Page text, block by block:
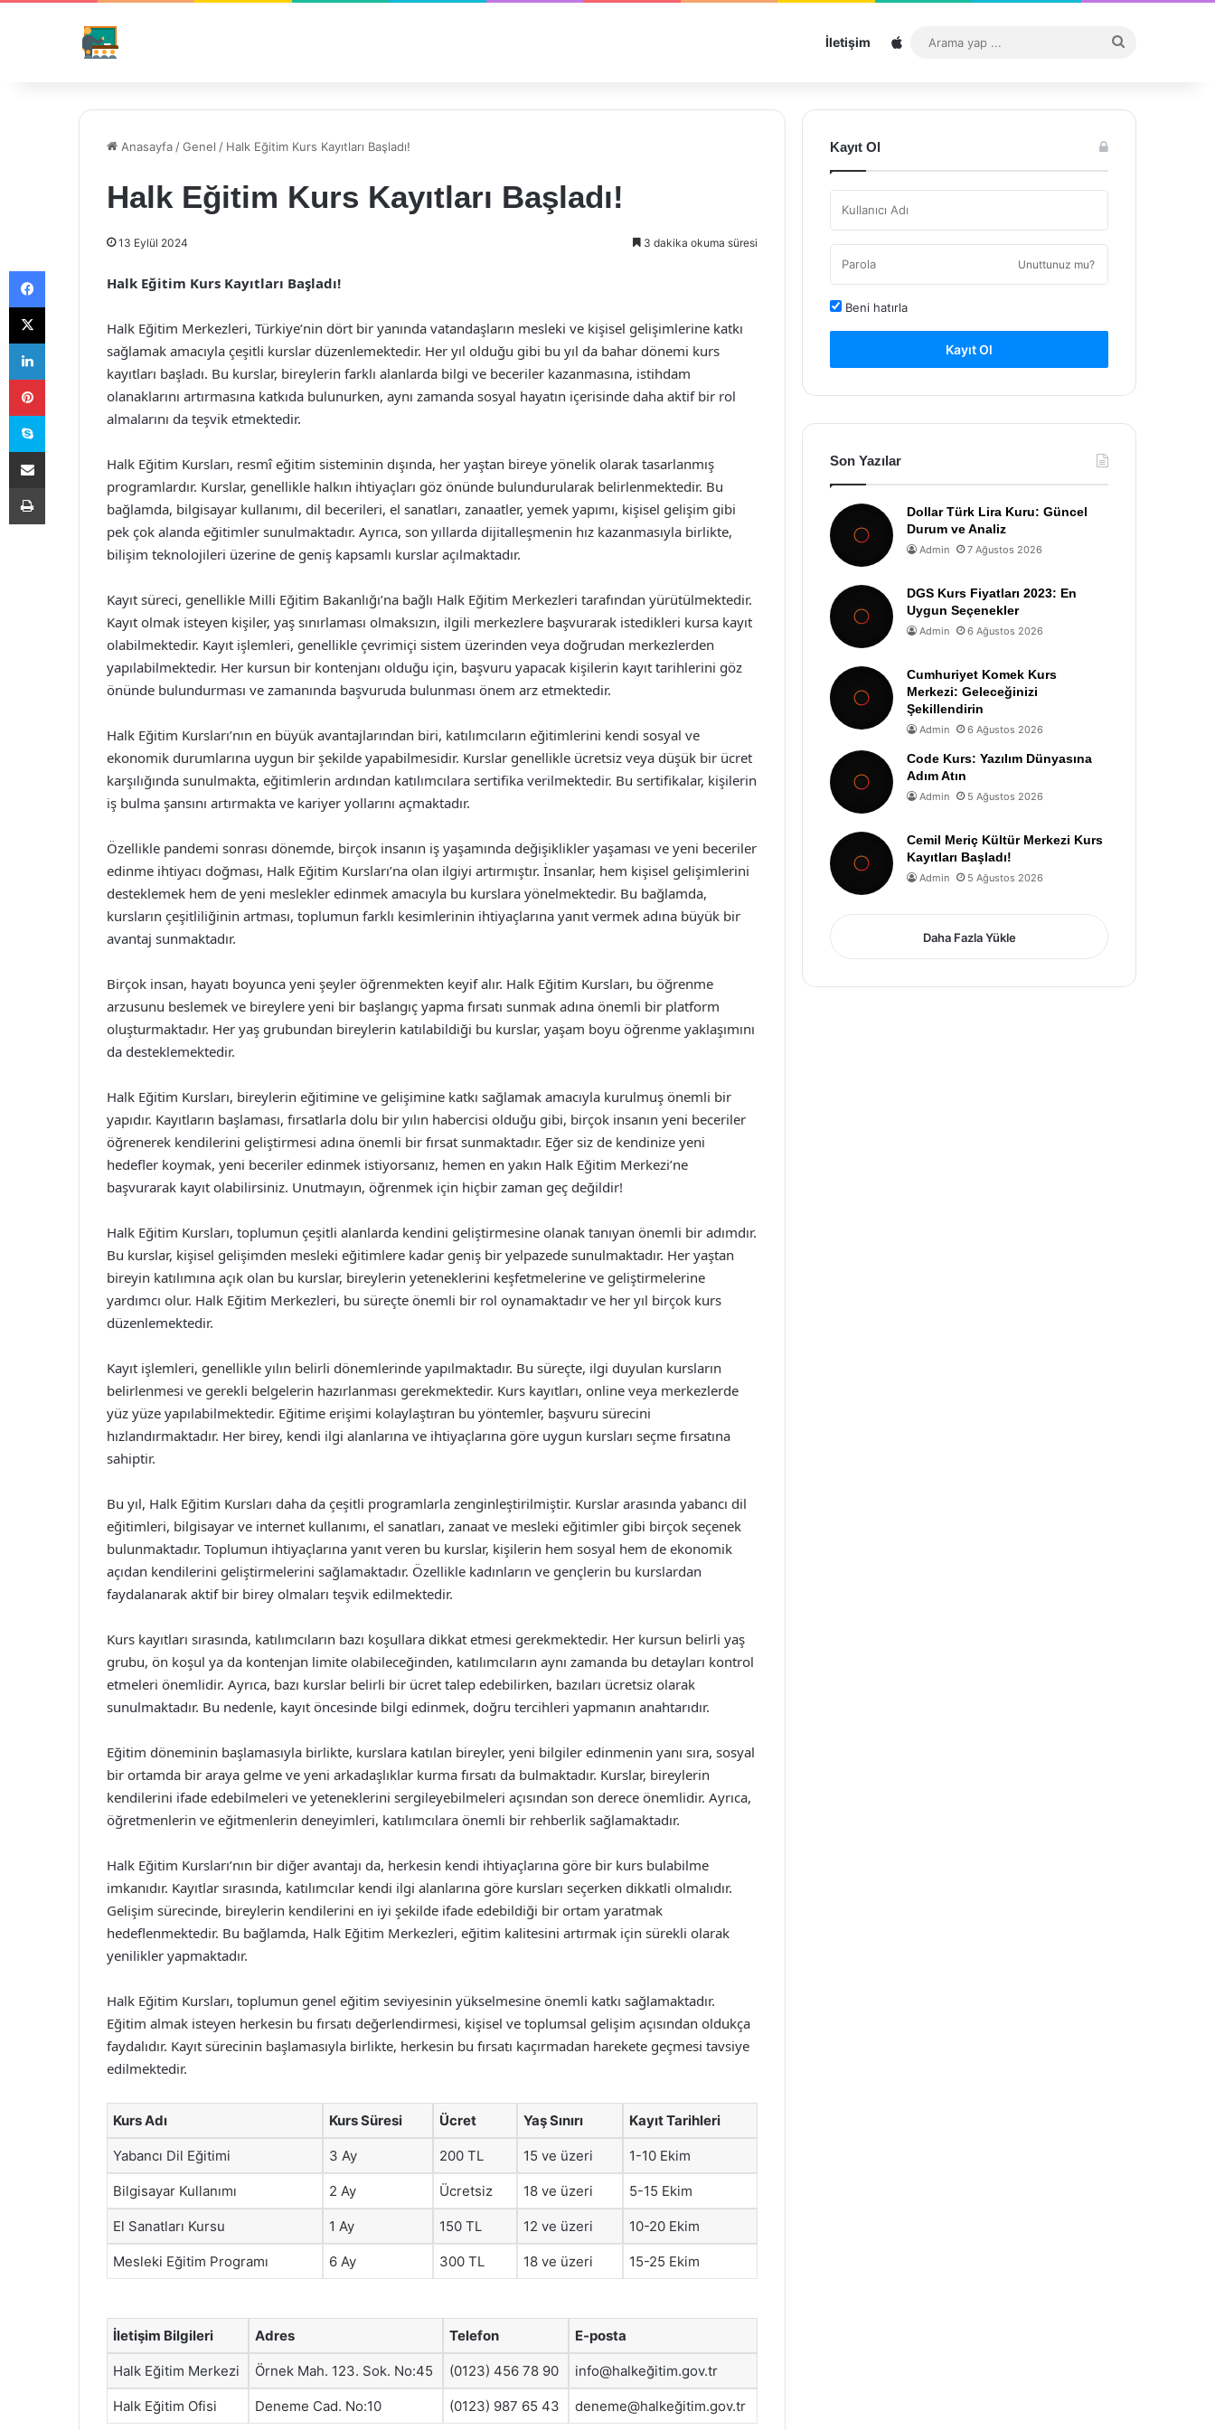
İletişim Sitemap
...
Anasayfa /Genel / Halk Eğitim Kurs Kayıtları Başladı!
Halk Eğitim Kurs Kayıtları Başladı!
13 Eylül 2024 3 dakika okuma süresi
Halk Eğitim Kurs Kayıtları Başladı!
Halk Eğitim Merkezleri, Türkiye’nin dört bir yanında vatandaşların mesleki ve kişisel gelişimlerine katkı
sağlamak amacıyla çeşitli kurslar düzenlemektedir. Her yıl olduğu gibi bu yıl da bahar dönemi kurs
kayıtları başladı. Bu kurslar, bireylerin farklı alanlarda bilgi ve beceriler kazanmasına, istihdam
olanaklarını artırmasına katkıda bulunurken, aynı zamanda sosyal hayatın içerisinde daha aktif bir rol
almalarını da teşvik etmektedir.
Halk Eğitim Kursları, resmî eğitim sisteminin dışında, her yaştan bireye yönelik olarak tasarlanmış
programlardır. Kurslar, genellikle halkın ihtiyaçları göz önünde bulundurularak belirlenmektedir. Bu
bağlamda, bilgisayar kullanımı, dil becerileri, el sanatları, zanaatler, yemek yapımı, kişisel gelişim gibi
pek çok alanda eğitimler sunulmaktadır. Ayrıca, son yıllarda dijitalleşmenin hız kazanmasıyla birlikte,
bilişim teknolojileri üzerine de geniş kapsamlı kurslar açılmaktadır.
Kayıt süreci, genellikle Milli Eğitim Bakanlığı’na bağlı Halk Eğitim Merkezleri tarafından yürütülmektedir.
Kayıt olmak isteyen kişiler, yaş sınırlaması olmaksızın, ilgili merkezlere başvurarak istedikleri kursa kayıt
olabilmektedir. Kayıt işlemleri, genellikle çevrimiçi sistem üzerinden veya doğrudan merkezlerden
yapılabilmektedir. Her kursun bir kontenjanı olduğu için, başvuru yapacak kişilerin kayıt tarihlerini göz
önünde bulundurması ve zamanında başvuruda bulunması önem arz etmektedir.
Halk Eğitim Kursları’nın en büyük avantajlarından biri, katılımcıların eğitimlerini kendi sosyal ve
ekonomik durumlarına uygun bir şekilde yapabilmesidir. Kurslar genellikle ücretsiz veya düşük bir ücret
karşılığında sunulmakta, eğitimlerin ardından katılımcılara sertifika verilmektedir. Bu sertifikalar, kişilerin
iş bulma şansını artırmakta ve kariyer yollarını açmaktadır.
Özellikle pandemi sonrası dönemde, birçok insanın iş yaşamında değişiklikler yaşaması ve yeni beceriler
edinme ihtiyacı doğması, Halk Eğitim Kursları’na olan ilgiyi artırmıştır. İnsanlar, hem kişisel gelişimlerini
desteklemek hem de yeni meslekler edinmek amacıyla bu kurslara yönelmektedir. Bu bağlamda,
kursların çeşitliliğinin artması, toplumun farklı kesimlerinin ihtiyaçlarına yanıt vermek adına büyük bir
avantaj sunmaktadır.
Birçok insan, hayatı boyunca yeni şeyler öğrenmekten keyif alır. Halk Eğitim Kursları, bu öğrenme
arzusunu beslemek ve bireylere yeni bir başlangıç yapma fırsatı sunmak adına önemli bir platform
oluşturmaktadır. Her yaş grubundan bireylerin katılabildiği bu kurslar, yaşam boyu öğrenme yaklaşımını
da desteklemektedir.
Halk Eğitim Kursları, bireylerin eğitimine ve gelişimine katkı sağlamak amacıyla kurulmuş önemli bir
yapıdır. Kayıtların başlaması, fırsatlarla dolu bir yılın habercisi olduğu gibi, birçok insanın yeni beceriler
öğrenerek kendilerini geliştirmesi adına önemli bir fırsat sunmaktadır. Eğer siz de kendinize yeni
hedefler koymak, yeni beceriler edinmek istiyorsanız, hemen en yakın Halk Eğitim Merkezi’ne
başvurarak kayıt olabilirsiniz. Unutmayın, öğrenmek için hiçbir zaman geç değildir!
Halk Eğitim Kursları, toplumun çeşitli alanlarda kendini geliştirmesine olanak tanıyan önemli bir adımdır.
Bu kurslar, kişisel gelişimden mesleki eğitimlere kadar geniş bir yelpazede sunulmaktadır. Her yaştan
bireyin katılımına açık olan bu kurslar, bireylerin yeteneklerini keşfetmelerine ve geliştirmelerine
yardımcı olur. Halk Eğitim Merkezleri, bu süreçte önemli bir rol oynamaktadır ve her yıl birçok kurs
düzenlemektedir.
Kayıt işlemleri, genellikle yılın belirli dönemlerinde yapılmaktadır. Bu süreçte, ilgi duyulan kursların
belirlenmesi ve gerekli belgelerin hazırlanması gerekmektedir. Kurs kayıtları, online veya merkezlerde
yüz yüze yapılabilmektedir. Eğitime erişimi kolaylaştıran bu yöntemler, başvuru sürecini
hızlandırmaktadır. Her birey, kendi ilgi alanlarına ve ihtiyaçlarına göre uygun kursları seçme fırsatına
sahiptir.
Bu yıl, Halk Eğitim Kursları daha da çeşitli programlarla zenginleştirilmiştir. Kurslar arasında yabancı dil
eğitimleri, bilgisayar ve internet kullanımı, el sanatları, zanaat ve mesleki eğitimler gibi birçok seçenek
bulunmaktadır. Toplumun ihtiyaçlarına yanıt veren bu kurslar, kişilerin hem sosyal hem de ekonomik
açıdan kendilerini geliştirmelerini sağlamaktadır. Özellikle kadınların ve gençlerin bu kurslardan
faydalanarak aktif bir birey olmaları teşvik edilmektedir.
Kurs kayıtları sırasında, katılımcıların bazı koşullara dikkat etmesi gerekmektedir. Her kursun belirli yaş
grubu, ön koşul ya da kontenjan limite olabileceğinden, katılımcıların aynı zamanda bu detayları kontrol
etmeleri önemlidir. Ayrıca, bazı kurslar belirli bir ücret talep edebilirken, bazıları ücretsiz olarak
sunulmaktadır. Bu nedenle, kayıt öncesinde bilgi edinmek, doğru tercihleri yapmanın anahtarıdır.
Eğitim döneminin başlamasıyla birlikte, kurslara katılan bireyler, yeni bilgiler edinmenin yanı sıra, sosyal
bir ortamda bir araya gelme ve yeni arkadaşlıklar kurma fırsatı da bulmaktadır. Kurslar, bireylerin
kendilerini ifade edebilmeleri ve yeteneklerini sergileyebilmeleri açısından son derece önemlidir. Ayrıca,
öğretmenlerin ve eğitmenlerin deneyimleri, katılımcılara önemli bir rehberlik sağlamaktadır.
Halk Eğitim Kursları’nın bir diğer avantajı da, herkesin kendi ihtiyaçlarına göre bir kurs bulabilme
imkanıdır. Kayıtlar sırasında, katılımcılar kendi ilgi alanlarına göre kursları seçerken dikkatli olmalıdır.
Gelişim sürecinde, bireylerin kendilerini en iyi şekilde ifade edebildiği bir ortam yaratmak
hedeflenmektedir. Bu bağlamda, Halk Eğitim Merkezleri, eğitim kalitesini artırmak için sürekli olarak
yenilikler yapmaktadır.
Halk Eğitim Kursları, toplumun genel eğitim seviyesinin yükselmesine önemli katkı sağlamaktadır.
Eğitim almak isteyen herkesin bu fırsatı değerlendirmesi, kişisel ve toplumsal gelişim açısından oldukça
faydalıdır. Kayıt sürecinin başlamasıyla birlikte, herkesin bu fırsatı kaçırmadan harekete geçmesi tavsiye
edilmektedir.
Kurs Adı Kurs Süresi Ücret Yaş Sınırı Kayıt Tarihleri
Yabancı Dil Eğitimi 3 Ay 200 TL 15 ve üzeri 1-10 Ekim
Bilgisayar Kullanımı 2 Ay Ücretsiz 18 ve üzeri 5-15 Ekim
El Sanatları Kursu 1 Ay 150 TL 12 ve üzeri 10-20 Ekim
Mesleki Eğitim Programı 6 Ay 300 TL 18 ve üzeri 15-25 Ekim
İletişim Bilgileri Adres Telefon E-posta
Halk Eğitim Merkezi Örnek Mah. 123. Sok. No:45 (0123) 456 78 90 info@halkeğitim.gov.tr
Halk Eğitim Ofisi Deneme Cad. No:10 (0123) 987 65 43 deneme@halkeğitim.gov.tr
Kayıt Ol
Unuttunuz mu?
Beni hatırla
Kayıt Ol
Son Yazılar
Dollar Türk Lira Kuru: Güncel
Durum ve Analiz
Admin 7 Ağustos 2026
DGS Kurs Fiyatları 2023: En
Uygun Seçenekler
Admin 6 Ağustos 2026
Cumhuriyet Komek Kurs
Merkezi: Geleceğinizi
Şekillendirin
Admin 6 Ağustos 2026
Code Kurs: Yazılım Dünyasına
Adım Atın
Admin 5 Ağustos 2026
Cemil Meriç Kültür Merkezi Kurs
Kayıtları Başladı!
Admin 5 Ağustos 2026
Daha Fazla Yükle
Facebook
X
LinkedIn
Pinterest
Skype
E-Posta ile paylaş